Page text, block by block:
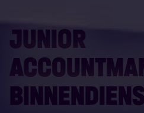
JUNIOR